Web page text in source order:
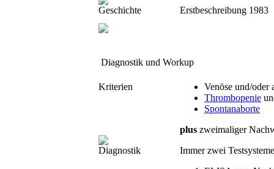
Geschichte Erstbeschreibung 1983
Diagnostik und Workup
Kriterien
Venöse und/oder
Thrombopenie
Spontanaborte
plus zweimaliger
Diagnostik
Immer zwei